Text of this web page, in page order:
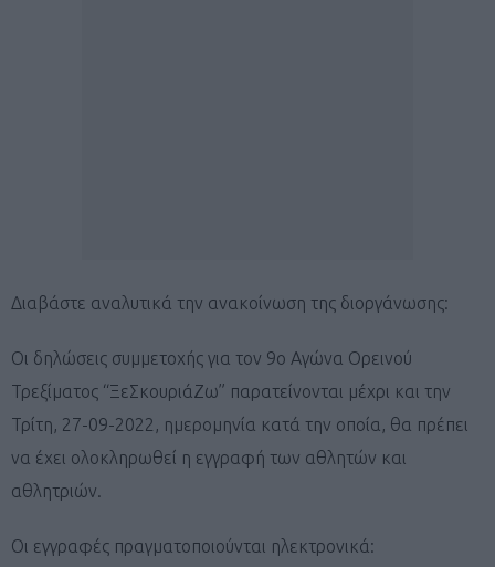
Διαβάστε αναλυτικά την ανακοίνωση της διοργάνωσης:
Οι δηλώσεις συμμετοχής για τον 9ο Αγώνα Ορεινού
Τρεξίματος “ΞεΣκουριάΖω” παρατείνονται μέχρι και την
Τρίτη, 27-09-2022, ημερομηνία κατά την οποία, θα πρέπει
να έχει ολοκληρωθεί η εγγραφή των αθλητών και
αθλητριών.
Οι εγγραφές πραγματοποιούνται ηλεκτρονικά: